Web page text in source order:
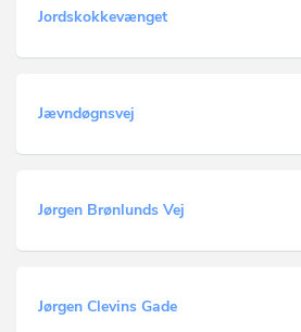
Jordskokkevænget
Jævndøgnsvej
Jørgen Brønlunds Vej
Jørgen Clevins Gade